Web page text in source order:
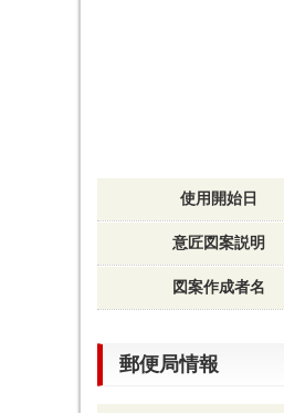
使用開始日
意匠図案説明
図案作成者名
郵便局情報